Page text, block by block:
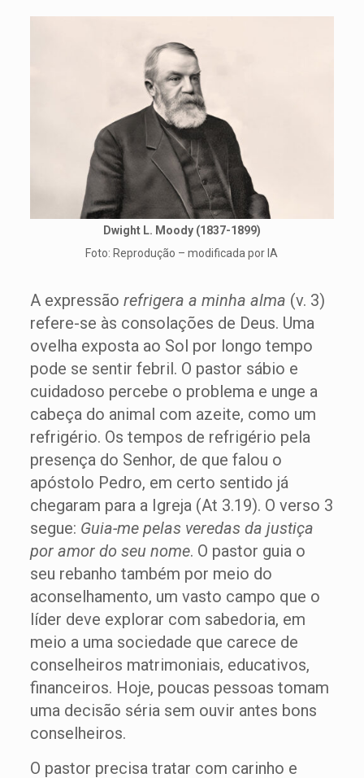
Dwight L. Moody (1837-1899)
Foto: Reprodução – modificada por IA
A expressão refrigera a minha alma (v. 3)
refere-se às consolações de Deus. Uma
ovelha exposta ao Sol por longo tempo
pode se sentir febril. O pastor sábio e
cuidadoso percebe o problema e unge a
cabeça do animal com azeite, como um
refrigério. Os tempos de refrigério pela
presença do Senhor, de que falou o
apóstolo Pedro, em certo sentido já
chegaram para a Igreja (At 3.19). O verso 3
segue: Guia-me pelas veredas da justiça
por amor do seu nome. O pastor guia o
seu rebanho também por meio do
aconselhamento, um vasto campo que o
líder deve explorar com sabedoria, em
meio a uma sociedade que carece de
conselheiros matrimoniais, educativos,
financeiros. Hoje, poucas pessoas tomam
uma decisão séria sem ouvir antes bons
conselheiros.
O pastor precisa tratar com carinho e